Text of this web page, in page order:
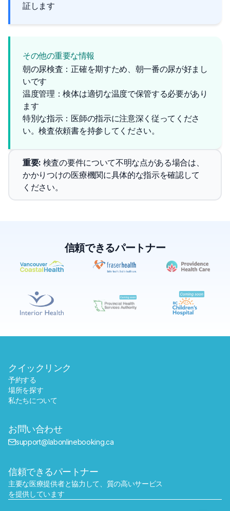
証します
その他の重要な情報
朝の尿検査：正確を期すため、朝一番の尿が好まし
いです
温度管理：検体は適切な温度で保管する必要があり
ます
特別な指示：医師の指示に注意深く従ってくださ
い。検査依頼書を持参してください。
重要: 検査の要件について不明な点がある場合は、
かかりつけの医療機関に具体的な指示を確認して
ください。
信頼できるパートナー
クイックリンク
予約する
場所を探す
私たちについて
お問い合わせ
support@labonlinebooking.ca
信頼できるパートナー
主要な医療提供者と協力して、質の高いサービス
を提供しています
✕